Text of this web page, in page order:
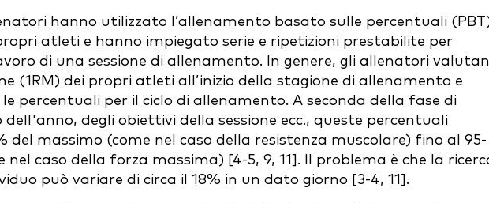
hanno utilizzato l’allenamento basato sulle percentuali
atleti e hanno impiegato serie e ripetizioni prestabilite per
di una sessione di allenamento. In genere, gli allenatori
(1RM) dei propri atleti all’inizio della stagione di allenamento e
percentuali per il ciclo di allenamento. A seconda della fase di
degli obiettivi della sessione ecc., queste percentuali
del massimo (come nel caso della resistenza muscolare) fino al 95-
nel caso della forza massima) [4-5, 9, 11]. Il problema è che la
può variare di circa il 18% in un dato giorno [3-4, 11].